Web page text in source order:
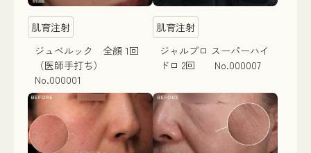
肌育注射
ジュベルック 全顔 1回
（医師手打ち）
No.000001
肌育注射
ジャルプロ スーパーハイ
ドロ 2回 No.000007